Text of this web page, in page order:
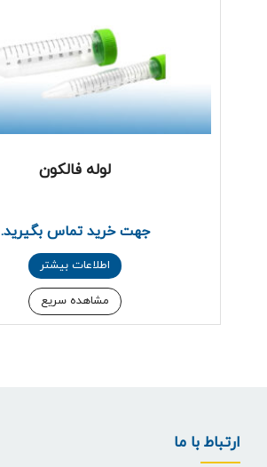
لوله فالکون
جهت خرید تماس بگیرید.
اطلاعات بیشتر
مشاهده سریع
ارتباط با ما